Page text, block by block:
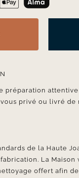
préparation
privé ou livré
de la Haute
La
offert afin